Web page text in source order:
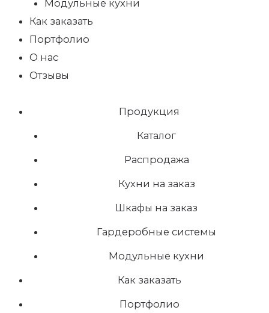
Модульные кухни
Как заказать
Портфолио
О нас
Отзывы
Продукция
Каталог
Распродажа
Кухни на заказ
Шкафы на заказ
Гардеробные системы
Модульные кухни
Как заказать
Портфолио